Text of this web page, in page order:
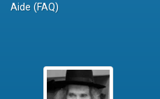
Aide (FAQ)